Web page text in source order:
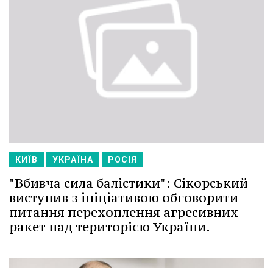
КИЇВ УКРАЇНА РОСІЯ
"Вбивча сила балістики": Сікорський
виступив з ініціативою обговорити
питання перехоплення агресивних
ракет над територією України.